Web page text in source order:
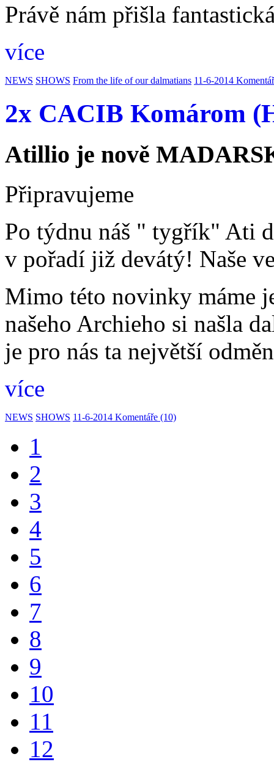
Právě nám přišla
více
NEWS SHOWS From the life of our dalmatians 11-6-2014
2x CACIB Komárom
Atillio je nově
Připravujeme
Po týdnu náš " tygřík" Ati
v pořadí již devátý! Naše
Mimo této novinky máme
našeho Archieho si našla
je pro nás ta největší
více
NEWS SHOWS 11-6-2014 Komentáře (10)
1
2
3
4
5
6
7
8
9
10
11
12